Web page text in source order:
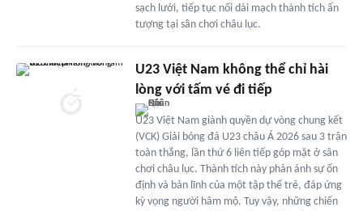
sạch lưới, tiếp tục nối dài mạch thành tích ấn
tượng tại sân chơi châu lục.
U23 Việt Nam không thể chỉ hài
lòng với tấm vé đi tiếp
U23 Việt Nam giành quyền dự vòng chung kết
(VCK) Giải bóng đá U23 châu Á 2026 sau 3 trận
toàn thắng, lần thứ 6 liên tiếp góp mặt ở sân
chơi châu lục. Thành tích này phản ánh sự ổn
định và bản lĩnh của một tập thể trẻ, đáp ứng
kỳ vọng người hâm mộ. Tuy vậy, những chiến